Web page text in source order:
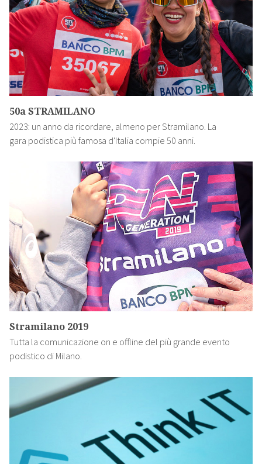
50a STRAMILANO
2023: un anno da ricordare, almeno per Stramilano. La
gara podistica più famosa d'Italia compie 50 anni.
Stramilano 2019
Tutta la comunicazione on e offline del più grande evento
podistico di Milano.